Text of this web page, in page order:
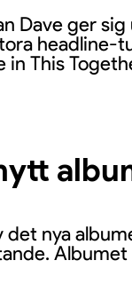
Dave ger
headline-
in This
det nya